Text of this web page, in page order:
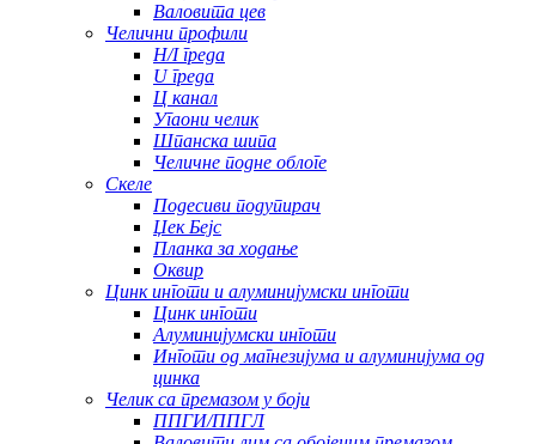
Валовита цев
Челични профили
H/I греда
U греда
Ц канал
Угаони челик
Шпанска шипа
Челичне подне облоге
Скеле
Подесиви подупирач
Џек Бејс
Планка за ходање
Оквир
Цинк инготи и алуминијумски инготи
Цинк инготи
Алуминијумски инготи
Инготи од магнезијума и алуминијума од
цинка
Челик са премазом у боји
ППГИ/ППГЛ